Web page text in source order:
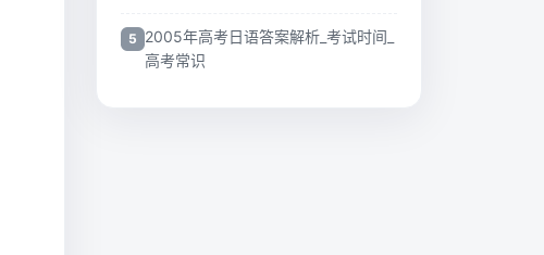
2005年高考日语答案解析_考试时间_
高考常识